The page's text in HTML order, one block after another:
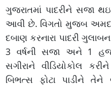
ગુજરાતમાં પાદરીને સજા
આવી છે. વિગતો મુજબ
દબાણ કરનારા પાદરી
3 વર્ષની સજા અને 1
સગીરાને વીડિયોકોલ
બિભત્સ ફોટા પાડીને તેને